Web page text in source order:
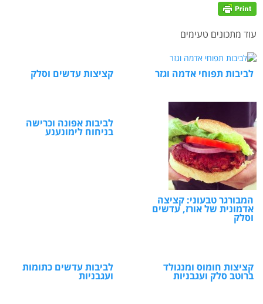
עוד מתכונים טעימים
לביבות תפוחי אדמה וגזר קציצות עדשים וסלק
המבורגר טבעוני: קציצה
אדמונית של אורז, עדשים
וסלק
לביבות אפונה וכרישה
בניחוח לימונענע
קציצות חומוס ומנגולד
ברוטב סלק ועגבניות
לביבות עדשים כתומות
ועגבניות